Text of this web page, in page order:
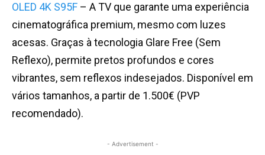
OLED 4K S95F – A TV que garante uma experiência
cinematográfica premium, mesmo com luzes
acesas. Graças à tecnologia Glare Free (Sem
Reflexo), permite pretos profundos e cores
vibrantes, sem reflexos indesejados. Disponível em
vários tamanhos, a partir de 1.500€ (PVP
recomendado).
- Advertisement -